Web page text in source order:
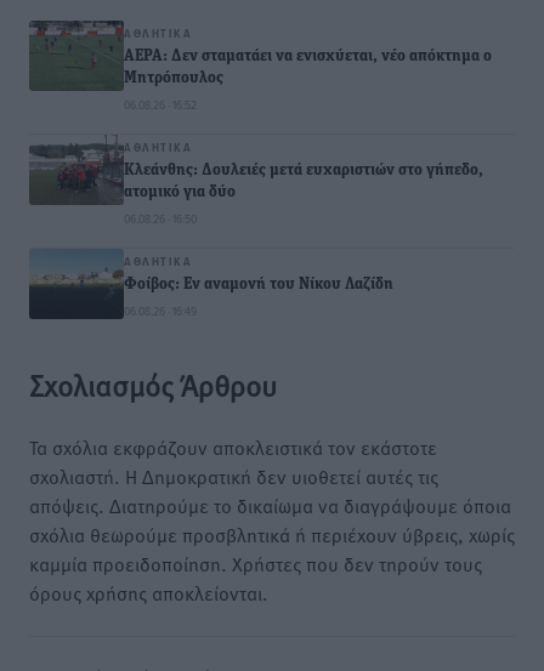
ΑΘΛΗΤΙΚΆ
ΑΕΡΑ: Δεν σταματάει να ενισχύεται, νέο απόκτημα ο
Μητρόπουλος
06.08.26 · 16:52
ΑΘΛΗΤΙΚΆ
Κλεάνθης: Δουλειές μετά ευχαριστιών στο γήπεδο,
ατομικό για δύο
06.08.26 · 16:50
ΑΘΛΗΤΙΚΆ
Φοίβος: Εν αναμονή του Νίκου Λαζίδη
06.08.26 · 16:49
Σχολιασμός Άρθρου
Τα σχόλια εκφράζουν αποκλειστικά τον εκάστοτε
σχολιαστή. Η Δημοκρατική δεν υιοθετεί αυτές τις
απόψεις. Διατηρούμε το δικαίωμα να διαγράψουμε όποια
σχόλια θεωρούμε προσβλητικά ή περιέχουν ύβρεις, χωρίς
καμμία προειδοποίηση. Χρήστες που δεν τηρούν τους
όρους χρήσης αποκλείονται.